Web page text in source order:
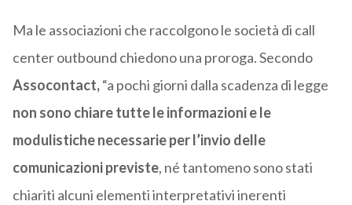
Ma le associazioni che raccolgono le società di call
center outbound chiedono una proroga. Secondo
Assocontact,“a pochi giorni dalla scadenza di legge
non sono chiare tutte le informazioni e le
modulistiche necessarie per l’invio delle
comunicazioni previste, né tantomeno sono stati
chiariti alcuni elementi interpretativi inerenti